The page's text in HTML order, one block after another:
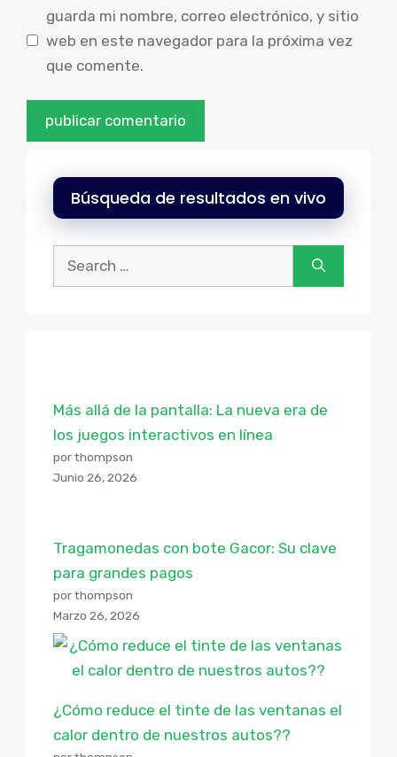
guarda mi nombre, correo electrónico, y sitio
web en este navegador para la próxima vez
que comente.
Búsqueda de resultados en vivo
Buscar:
Más allá de la pantalla: La nueva era de
los juegos interactivos en línea
por thompson
Junio 26, 2026
Tragamonedas con bote Gacor: Su clave
para grandes pagos
por thompson
Marzo 26, 2026
¿Cómo reduce el tinte de las ventanas el
calor dentro de nuestros autos??